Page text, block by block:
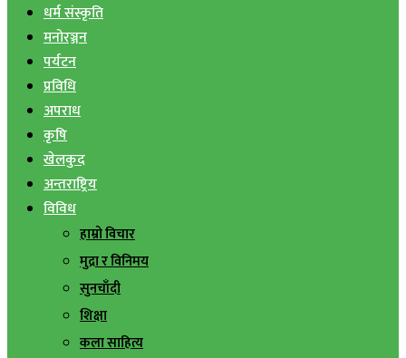
धर्म संस्कृति
मनोरञ्जन
पर्यटन
प्रविधि
अपराध
कृषि
खेलकुद
अन्तराष्ट्रिय
विविध
हाम्रो विचार
मुद्रा र विनिमय
सुनचाँदी
शिक्षा
कला साहित्य